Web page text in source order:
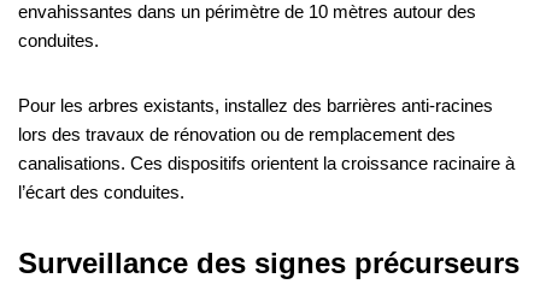
envahissantes dans un périmètre de 10 mètres autour des
conduites.
Pour les arbres existants, installez des barrières anti-racines
lors des travaux de rénovation ou de remplacement des
canalisations. Ces dispositifs orientent la croissance racinaire à
l’écart des conduites.
Surveillance des signes précurseurs